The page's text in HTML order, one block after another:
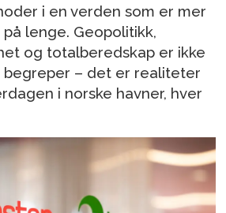
i en verden som er mer
lenge. Geopolitikk,
og totalberedskap er ikke
– det er realiteter
i norske havner, hver